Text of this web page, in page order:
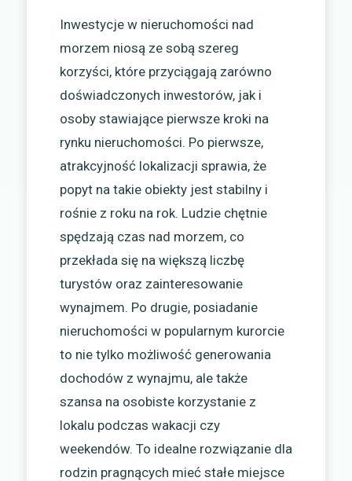
Inwestycje w nieruchomości nad
morzem niosą ze sobą szereg
korzyści, które przyciągają zarówno
doświadczonych inwestorów, jak i
osoby stawiające pierwsze kroki na
rynku nieruchomości. Po pierwsze,
atrakcyjność lokalizacji sprawia, że
popyt na takie obiekty jest stabilny i
rośnie z roku na rok. Ludzie chętnie
spędzają czas nad morzem, co
przekłada się na większą liczbę
turystów oraz zainteresowanie
wynajmem. Po drugie, posiadanie
nieruchomości w popularnym kurorcie
to nie tylko możliwość generowania
dochodów z wynajmu, ale także
szansa na osobiste korzystanie z
lokalu podczas wakacji czy
weekendów. To idealne rozwiązanie dla
rodzin pragnących mieć stałe miejsce